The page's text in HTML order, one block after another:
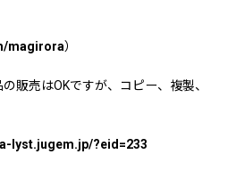
magirora）
販売はOKですが、コピー、複製、
lyst.jugem.jp/?eid=233